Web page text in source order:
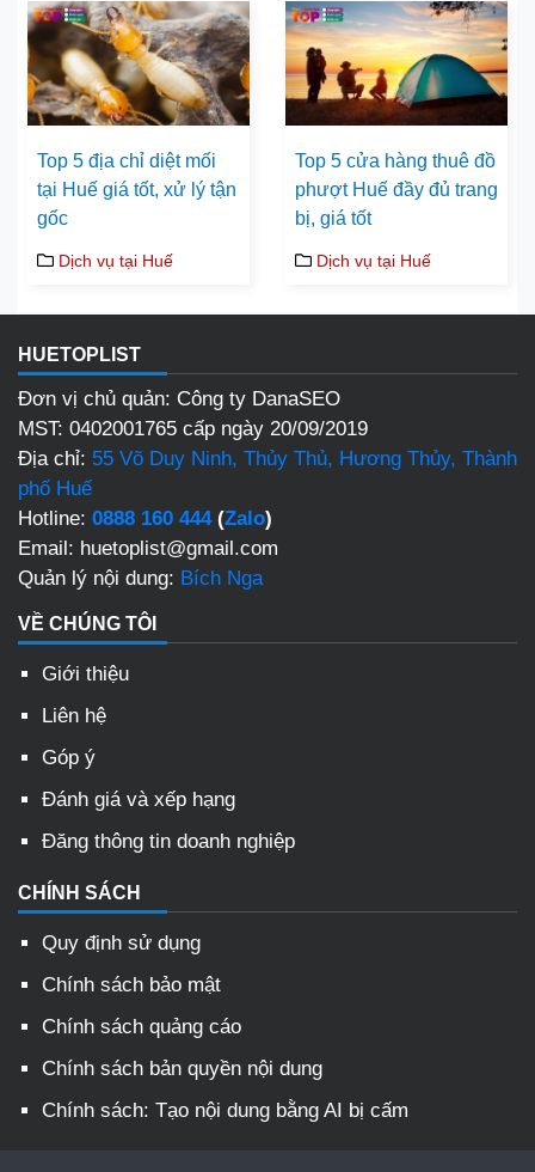
Top 5 địa chỉ diệt mối
tại Huế giá tốt, xử lý tận
gốc
Dịch vụ tại Huế
Top 5 cửa hàng thuê đồ
phượt Huế đầy đủ trang
bị, giá tốt
Dịch vụ tại Huế
HUETOPLIST
Đơn vị chủ quản: Công ty DanaSEO
MST: 0402001765 cấp ngày 20/09/2019
Địa chỉ: 55 Võ Duy Ninh, Thủy Thủ, Hương Thủy, Thành
phố Huế
Hotline: 0888 160 444(Zalo)
Email: huetoplist@gmail.com
Quản lý nội dung: Bích Nga
VỀ CHÚNG TÔI
Giới thiệu
Liên hệ
Góp ý
Đánh giá và xếp hạng
Đăng thông tin doanh nghiệp
CHÍNH SÁCH
Quy định sử dụng
Chính sách bảo mật
Chính sách quảng cáo
Chính sách bản quyền nội dung
Chính sách: Tạo nội dung bằng AI bị cấm